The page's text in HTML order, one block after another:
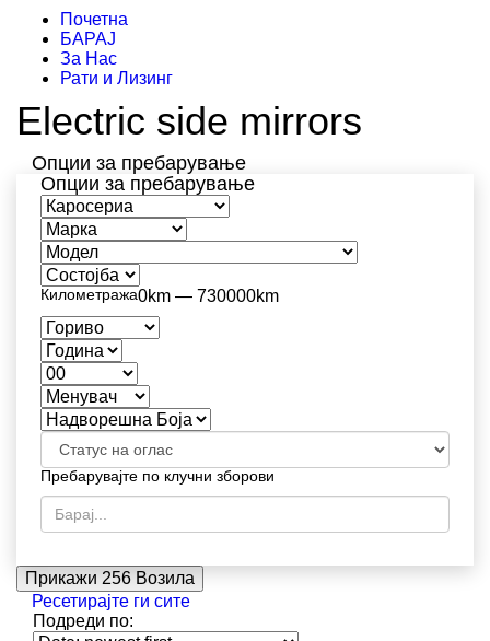
Почетна
БАРАЈ
За Нас
Рати и Лизинг
Electric side mirrors
Опции за пребарување
Опции за пребарување
Километража0km — 730000km
Пребарувајте по клучни зборови
Прикажи 256 Возила
Ресетирајте ги сите
Подреди по: